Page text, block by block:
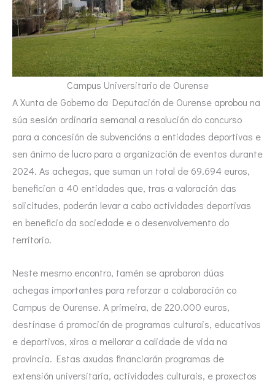
Campus Universitario de Ourense
A Xunta de Goberno da Deputación de Ourense aprobou na
súa sesión ordinaria semanal a resolución do concurso
para a concesión de subvencións a entidades deportivas e
sen ánimo de lucro para a organización de eventos durante
2024. As achegas, que suman un total de 69.694 euros,
benefician a 40 entidades que, tras a valoración das
solicitudes, poderán levar a cabo actividades deportivas
en beneficio da sociedade e o desenvolvemento do
territorio.
Neste mesmo encontro, tamén se aprobaron dúas
achegas importantes para reforzar a colaboración co
Campus de Ourense. A primeira, de 220.000 euros,
destínase á promoción de programas culturais, educativos
e deportivos, xiros a mellorar a calidade de vida na
provincia. Estas axudas financiarán programas de
extensión universitaria, actividades culturais, e proxectos